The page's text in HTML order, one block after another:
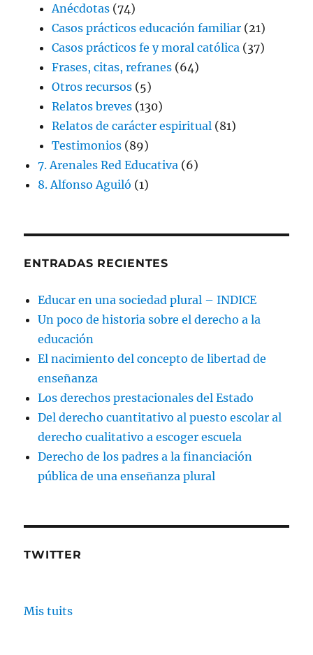
Anécdotas (74)
Casos prácticos educación familiar (21)
Casos prácticos fe y moral católica (37)
Frases, citas, refranes (64)
Otros recursos (5)
Relatos breves (130)
Relatos de carácter espiritual (81)
Testimonios (89)
7. Arenales Red Educativa (6)
8. Alfonso Aguiló (1)
ENTRADAS RECIENTES
Educar en una sociedad plural – INDICE
Un poco de historia sobre el derecho a la
educación
El nacimiento del concepto de libertad de
enseñanza
Los derechos prestacionales del Estado
Del derecho cuantitativo al puesto escolar al
derecho cualitativo a escoger escuela
Derecho de los padres a la financiación
pública de una enseñanza plural
TWITTER
Mis tuits